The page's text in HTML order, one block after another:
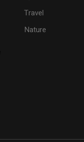
Travel
Nature